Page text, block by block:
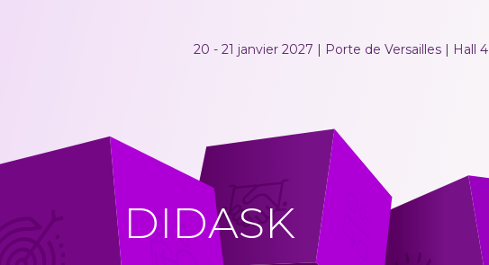
20 - 21 janvier 2027 | Porte de Versailles | Hall 4
DIDASK